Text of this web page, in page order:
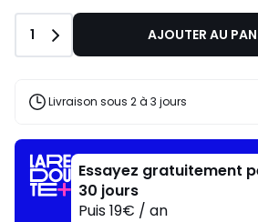
Quantité
1 AJOUTER AU
Livraison sous 2 à 3 jours
Essayez gratuitement
30 jours
Puis 19€ / an